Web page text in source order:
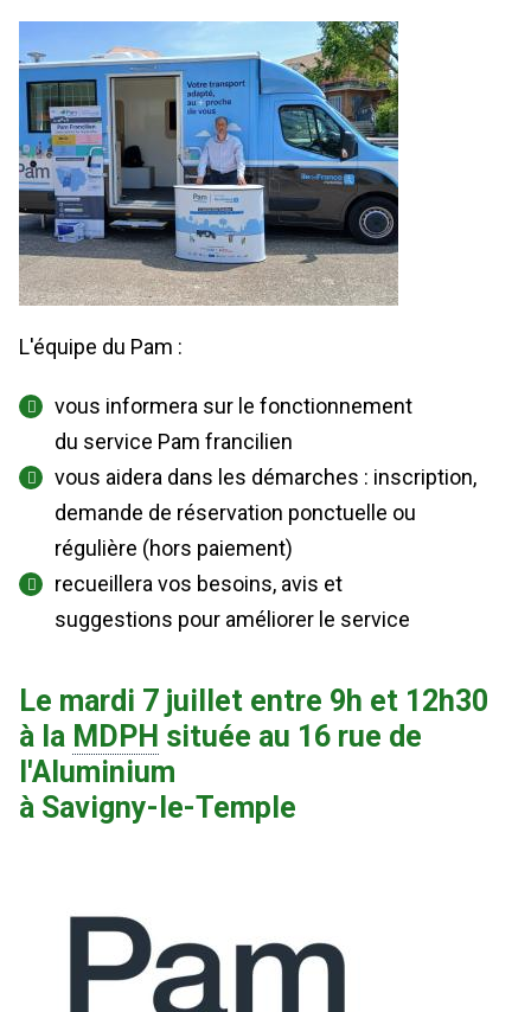
L'équipe du Pam :
vous informera sur le fonctionnement
du service Pam francilien
vous aidera dans les démarches : inscription,
demande de réservation ponctuelle ou
régulière (hors paiement)
recueillera vos besoins, avis et
suggestions pour améliorer le service
Le mardi 7 juillet entre 9h et 12h30
à la MDPH située au 16 rue de
l'Aluminium
à Savigny-le-Temple